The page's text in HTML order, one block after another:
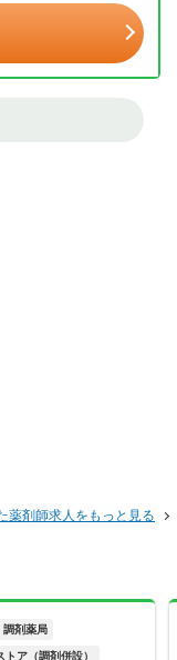
薬剤師求人をもっと見る
調剤薬局
トア（調剤併設）